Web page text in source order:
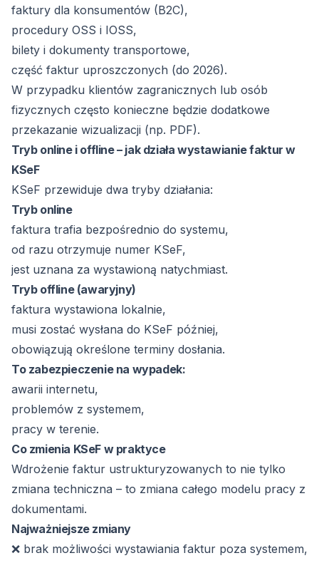
faktury dla konsumentów (B2C),
procedury OSS i IOSS,
bilety i dokumenty transportowe,
część faktur uproszczonych (do 2026).
W przypadku klientów zagranicznych lub osób
fizycznych często konieczne będzie dodatkowe
przekazanie wizualizacji (np. PDF).
Tryb online i offline – jak działa wystawianie faktur w
KSeF
KSeF przewiduje dwa tryby działania:
Tryb online
faktura trafia bezpośrednio do systemu,
od razu otrzymuje numer KSeF,
jest uznana za wystawioną natychmiast.
Tryb offline (awaryjny)
faktura wystawiona lokalnie,
musi zostać wysłana do KSeF później,
obowiązują określone terminy dosłania.
To zabezpieczenie na wypadek:
awarii internetu,
problemów z systemem,
pracy w terenie.
Co zmienia KSeF w praktyce
Wdrożenie faktur ustrukturyzowanych to nie tylko
zmiana techniczna – to zmiana całego modelu pracy z
dokumentami.
Najważniejsze zmiany
❌ brak możliwości wystawiania faktur poza systemem,